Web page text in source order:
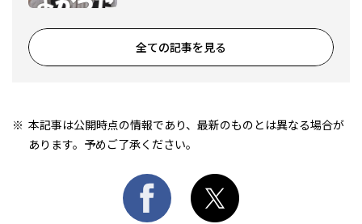
全ての記事を見る
本記事は公開時点の情報であり、最新のものとは異なる場合が
あります。予めご了承ください。